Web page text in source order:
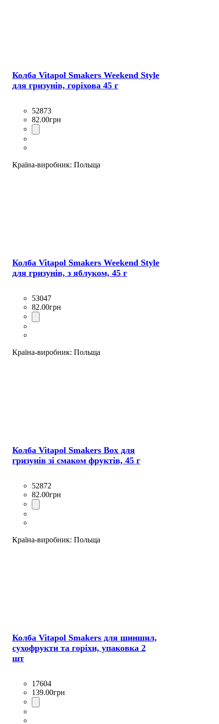
Колба Vitapol Smakers Weekend Style
для гризунів, горіхова 45 г
52873
82.00грн
Країна-виробник: Польща
Колба Vitapol Smakers Weekend Style
для гризунів, з яблуком, 45 г
53047
82.00грн
Країна-виробник: Польща
Колба Vitapol Smakers Box для
гризунів зі смаком фруктів, 45 г
52872
82.00грн
Країна-виробник: Польща
Колба Vitapol Smakers для шиншил,
сухофрукти та горіхи, упаковка 2
шт
17604
139.00грн